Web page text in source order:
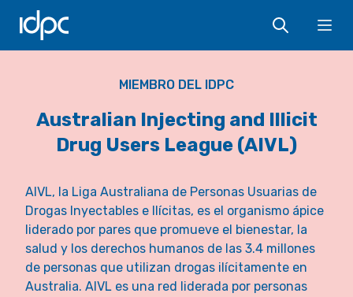
IDPC
MIEMBRO DEL IDPC
Australian Injecting and Illicit
Drug Users League (AIVL)
AIVL, la Liga Australiana de Personas Usuarias de
Drogas Inyectables e Ilícitas, es el organismo ápice
liderado por pares que promueve el bienestar, la
salud y los derechos humanos de las 3.4 millones
de personas que utilizan drogas ilícitamente en
Australia. AIVL es una red liderada por personas